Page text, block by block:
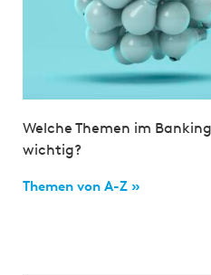
Welche Themen im
wichtig?
Themen von A-Z »